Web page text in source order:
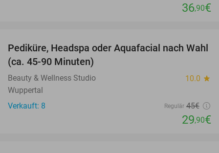
36,90€
34%
Pediküre, Headspa oder Aquafacial nach Wahl
(ca. 45-90 Minuten)
Beauty & Wellness Studio 10.0 star
Wuppertal
Verkauft: 8
Regulär 45€
29,90€